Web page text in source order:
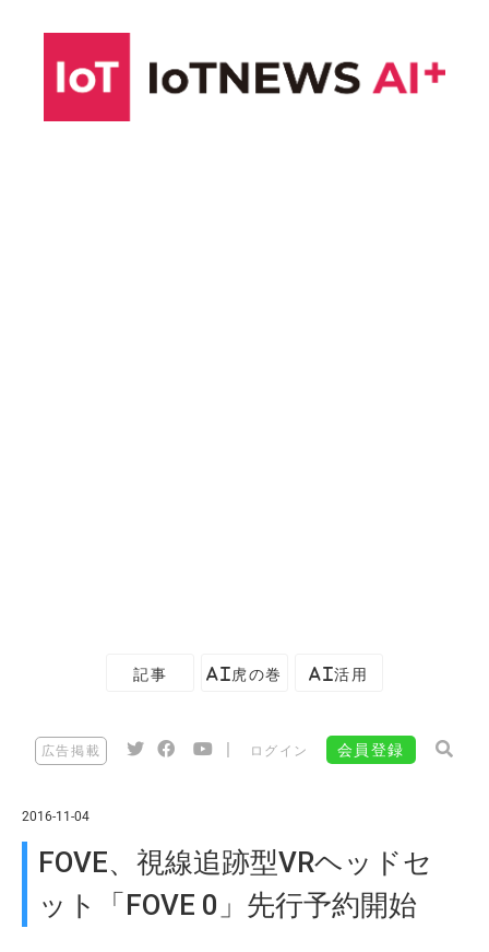
記事 AI虎の巻 AI活用
広告掲載 ログイン 会員登録
2016-11-04
FOVE、視線追跡型VRヘッドセ
ット「FOVE 0」先行予約開始